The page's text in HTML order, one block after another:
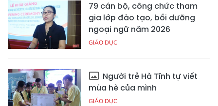
79 cán bộ, công chức tham
gia lớp đào tạo, bồi dưỡng
ngoại ngữ năm 2026
GIÁO DỤC
Người trẻ Hà Tĩnh tự viết
mùa hè của mình
GIÁO DỤC